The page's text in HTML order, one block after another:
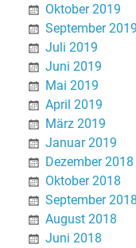
Oktober 2019
September 2019
Juli 2019
Juni 2019
Mai 2019
April 2019
März 2019
Januar 2019
Dezember 2018
Oktober 2018
September 2018
August 2018
Juni 2018